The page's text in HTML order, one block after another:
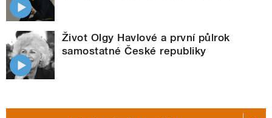
Život Olgy Havlové a první půlrok
samostatné České republiky